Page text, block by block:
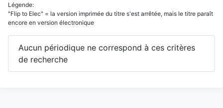
Légende:
"Flip to Elec" = la version imprimée du titre s'est arrêtée, mais le titre paraît
encore en version électronique
Aucun périodique ne correspond à ces critères
de recherche